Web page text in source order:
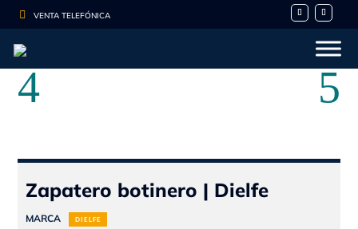
 VENTA TELEFÓNICA
Zapatero botinero | Dielfe
MARCA DIELFE